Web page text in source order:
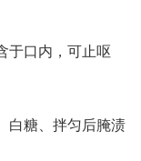
于口内，可止呕
白糖、拌匀后腌渍